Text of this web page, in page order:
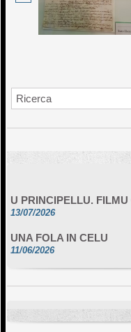
13/07/2026
11/06/2026
DA SCIMULÌ